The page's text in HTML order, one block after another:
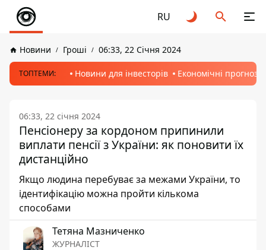
RU
Новини Гроші 06:33, 22 Січня 2024
ТОПТЕМИ: Новини для інвесторів Економічні прогнози
06:33, 22 січня 2024
Пенсіонеру за кордоном припинили
виплати пенсії з України: як поновити їх
дистанційно
Якщо людина перебуває за межами України, то
ідентифікацію можна пройти кількома
способами
Тетяна Мазниченко
ЖУРНАЛІСТ